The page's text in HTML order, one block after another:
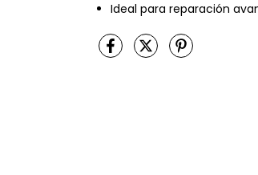
Ideal para reparación